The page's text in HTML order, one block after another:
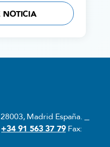
NOTICIA
Madrid España.
+34 91 563 37 79Fax: